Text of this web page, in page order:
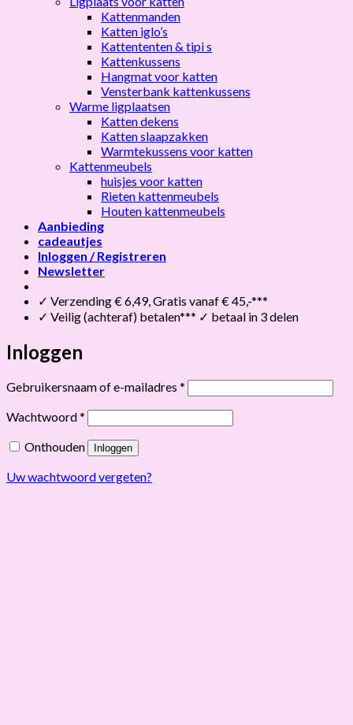
Kattenmanden
Katten iglo’s
Kattententen & tipi s
Kattenkussens
Hangmat voor katten
Vensterbank kattenkussens
Warme ligplaatsen
Katten dekens
Katten slaapzakken
Warmtekussens voor katten
Kattenmeubels
huisjes voor katten
Rieten kattenmeubels
Houten kattenmeubels
Aanbieding
cadeautjes
Inloggen / Registreren
Newsletter
✓ Verzending € 6,49, Gratis vanaf € 45,-***
✓ Veilig (achteraf) betalen*** ✓ betaal in 3 delen
Inloggen
Gebruikersnaam of e-mailadres * Vereist
Wachtwoord* Vereist
Onthouden Inloggen
Uw wachtwoord vergeten?